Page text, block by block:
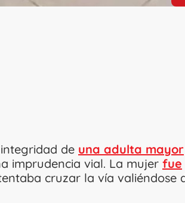
de una adulta mayor
imprudencia vial. La mujer fue
cruzar la vía valiéndose